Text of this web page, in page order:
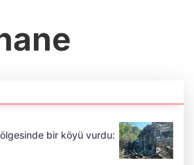
bir köyü vurdu: